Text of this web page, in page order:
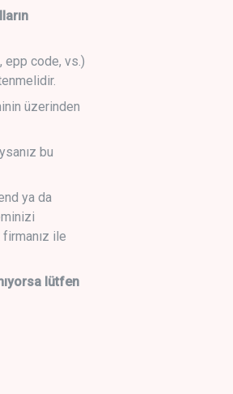
epp code, vs.)
üzerinden
bu
ya da
ile
lütfen